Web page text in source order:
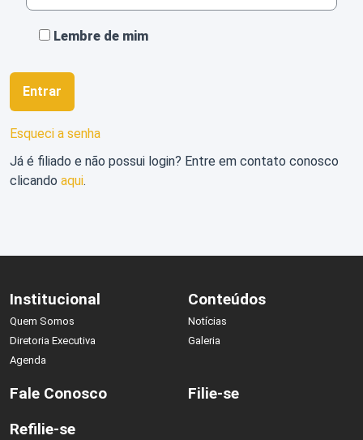
Frequentes
Lembre de mim
Entrar
Esqueci a senha
Já é filiado e não possui login? Entre em contato conosco
clicando aqui.
Institucional
Quem Somos
Diretoria Executiva
Agenda
Conteúdos
Notícias
Galeria
Fale Conosco
Filie-se
Refilie-se